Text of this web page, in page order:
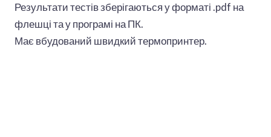
Результати тестів зберігаються у форматі .pdf на
флешці та у програмі на ПК.
Має вбудований швидкий термопринтер.